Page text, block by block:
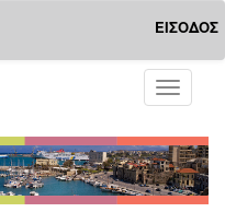
ΕΙΣΟΔΟΣ
Toggle